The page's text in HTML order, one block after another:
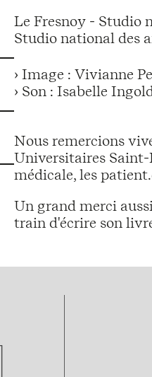
Le Fresnoy - Studio
Studio national des
› Image :
› Son : Isabelle Ingold, Lionel Vinck, Valentin
Nous remercions
Universitaires Saint-
médicale, les
Un grand merci
train d'écrire son